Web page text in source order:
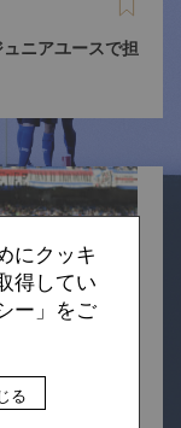
ニアユースで担
にクッキ
得してい
ー」をご
る